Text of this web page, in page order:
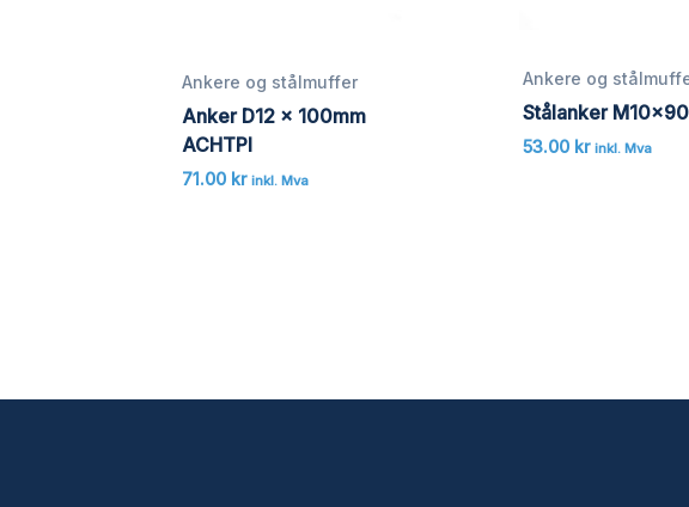
Ankere og stålmuffer
Anker D12 x 100mm
ACHTPI
71.00 kr inkl. Mva
Ankere og
Stålanker M10x90
53.00 kr inkl. Mva